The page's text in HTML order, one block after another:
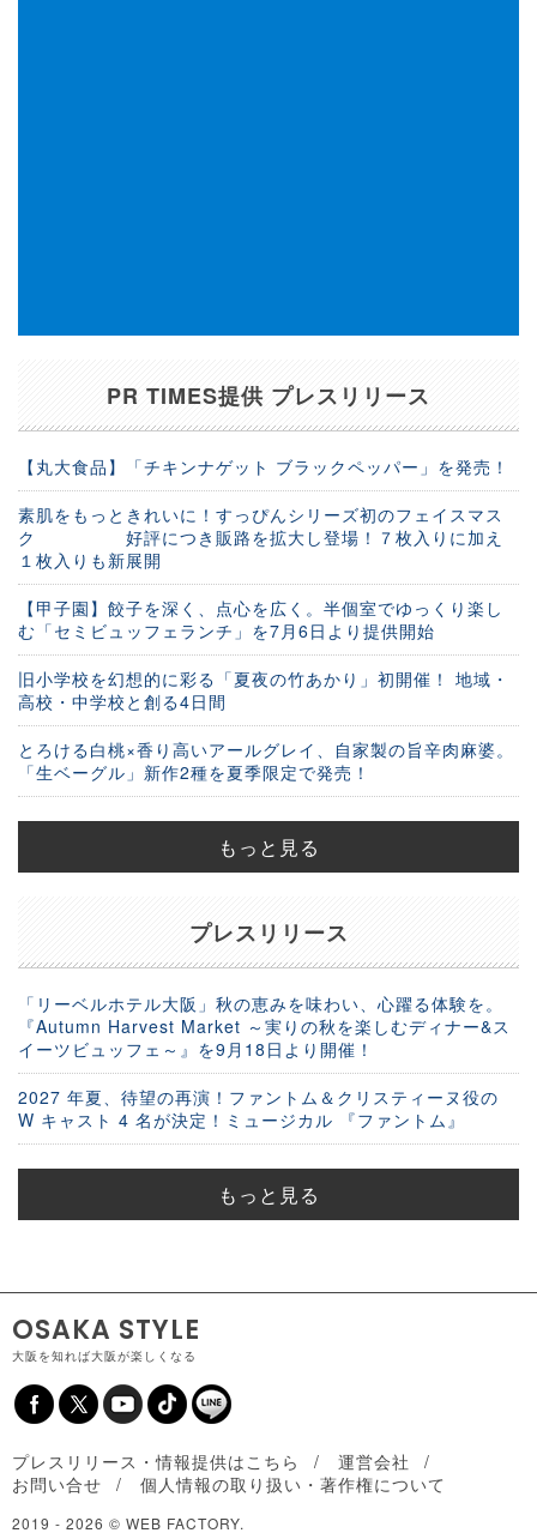
PR TIMES提供 プレスリリース
【丸大食品】「チキンナゲット ブラックペッパー」を発売！
素肌をもっときれいに！すっぴんシリーズ初のフェイスマス
ク 好評につき販路を拡大し登場！７枚入りに加え
１枚入りも新展開
【甲子園】餃子を深く、点心を広く。半個室でゆっくり楽し
む「セミビュッフェランチ」を7月6日より提供開始
旧小学校を幻想的に彩る「夏夜の竹あかり」初開催！ 地域・
高校・中学校と創る4日間
とろける白桃×香り高いアールグレイ、自家製の旨辛肉麻婆。
「生ベーグル」新作2種を夏季限定で発売！
もっと見る
プレスリリース
「リーベルホテル大阪」秋の恵みを味わい、心躍る体験を。
『Autumn Harvest Market ～実りの秋を楽しむディナー&ス
イーツビュッフェ～』を9月18日より開催！
2027 年夏、待望の再演！ファントム＆クリスティーヌ役の
W キャスト 4 名が決定！ミュージカル 『ファントム』
もっと見る
OSAKA STYLE
大阪を知れば大阪が楽しくなる
プレスリリース・情報提供はこちら
運営会社
お問い合せ
個人情報の取り扱い・著作権について
2019 - 2026 © WEB FACTORY.